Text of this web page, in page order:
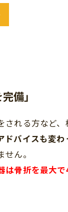
備」
れる方など
バイスも変わ
ん。
は骨折を最大